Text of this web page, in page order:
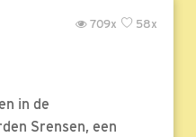
58x
709x
in de
Srensen, een